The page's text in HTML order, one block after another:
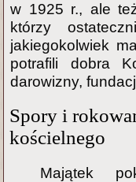
w 1925 r., ale
którzy
jakiegokolwiek
potrafili dobra
darowizny,
Spory i
kościelnego
Majątek